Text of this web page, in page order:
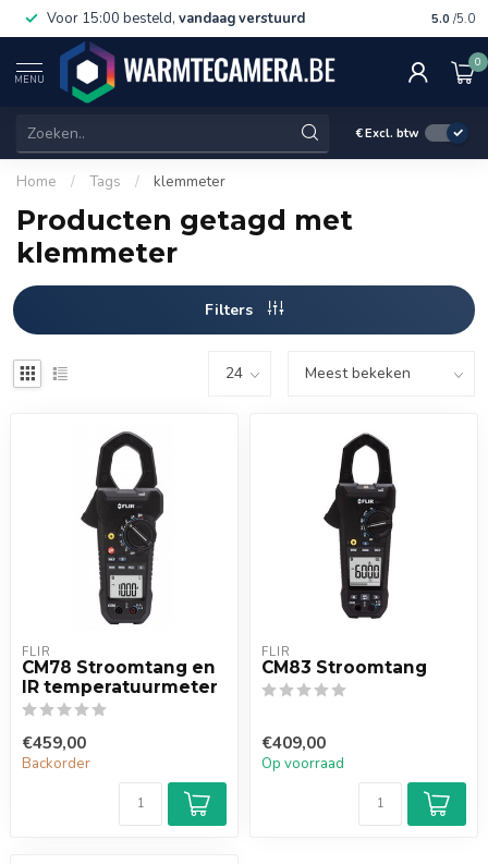
Voor 15:00 besteld, vandaag verstuurd Gratis
5.0 /5.0
MENU
0
€Excl. btw
Home / Tags / klemmeter
Producten getagd met
klemmeter
Filters
FLIR
CM78 Stroomtang en
IR temperatuurmeter
€459,00
Backorder
FLIR
CM83 Stroomtang
€409,00
Op voorraad